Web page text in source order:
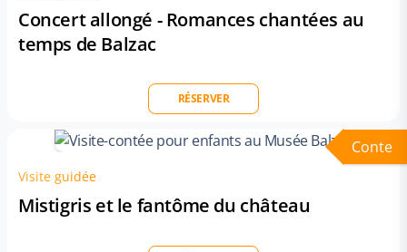
Concert allongé - Romances chantées au
temps de Balzac
RÉSERVER
Conte
Visite guidée
Mistigris et le fantôme du château